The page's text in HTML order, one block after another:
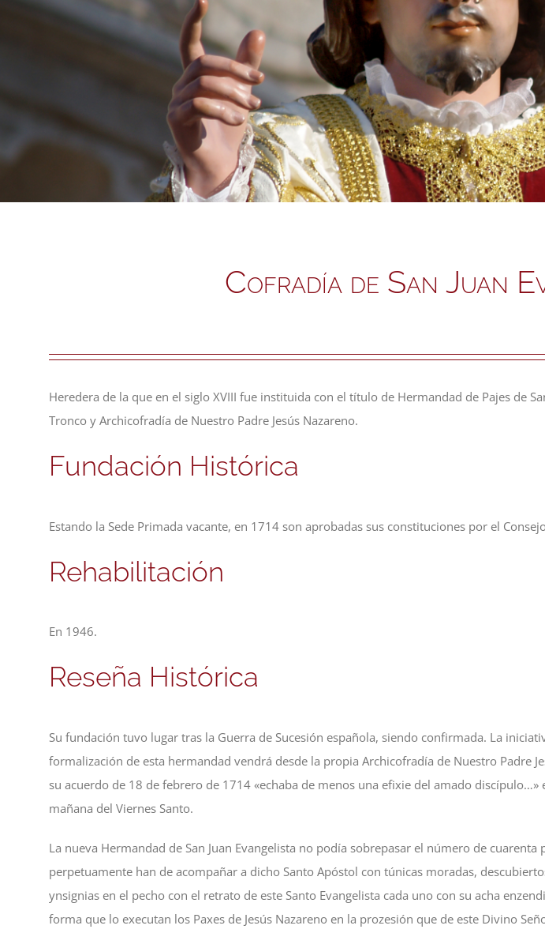
Cofradía de San Juan
Heredera de la que en el siglo XVIII fue instituida con el título de Hermandad de Pajes de
Tronco y Archicofradía de Nuestro Padre Jesús Nazareno.
Fundación Histórica
Estando la Sede Primada vacante, en 1714 son aprobadas sus constituciones por el
Rehabilitación
En 1946.
Reseña Histórica
Su fundación tuvo lugar tras la Guerra de Sucesión española, siendo confirmada. La
formalización de esta hermandad vendrá desde la propia Archicofradía de Nuestro Padre
su acuerdo de 18 de febrero de 1714 «echaba de menos una efixie del amado discípulo…»
mañana del Viernes Santo.
La nueva Hermandad de San Juan Evangelista no podía sobrepasar el número de cuarenta
perpetuamente han de acompañar a dicho Santo Apóstol con túnicas moradas,
ynsignias en el pecho con el retrato de este Santo Evangelista cada uno con su acha
forma que lo executan los Paxes de Jesús Nazareno en la prozesión que de este Divino